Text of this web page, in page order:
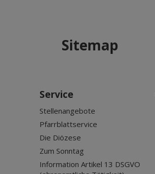
Sitemap
Service
Stellenangebote
Pfarrblattservice
Die Diözese
Zum Sonntag
Information Artikel 13 DSGVO